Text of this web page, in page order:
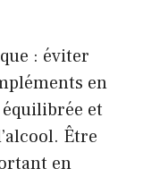
: éviter
en
et
Être
en